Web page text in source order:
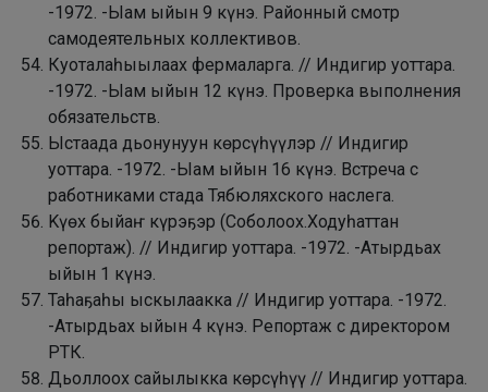
-1972. -Ыам ыйын 9 күнэ. Районный смотр
самодеятельных коллективов.
Куоталаһыылаах фермаларга. // Индигир уоттара.
-1972. -Ыам ыйын 12 күнэ. Проверка выполнения
обязательств.
Ыстаада дьонунуун көрсүһүүлэр // Индигир
уоттара. -1972. -Ыам ыйын 16 күнэ. Встреча с
работниками стада Тябюляхского наслега.
Kүөх быйаҥ күрэҕэр (Соболоох.Ходуһаттан
репортаж). // Индигир уоттара. -1972. -Атырдьах
ыйын 1 күнэ.
Таһаҕаһы ыскылаакка // Индигир уоттара. -1972.
-Атырдьах ыйын 4 күнэ. Репортаж с директором
РТК.
Дьоллоох сайылыкка көрсүһүү // Индигир уоттара.